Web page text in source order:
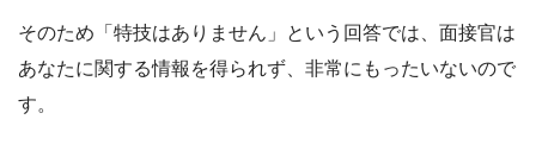
そのため「特技はありません」という回答では、面接官は
あなたに関する情報を得られず、非常にもったいないので
す。